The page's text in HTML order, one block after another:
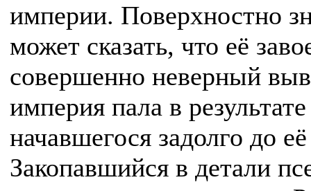
империи. Поверхностно
может сказать, что её
совершенно неверный
империя пала в
начавшегося задолго до
Закопавшийся в детали